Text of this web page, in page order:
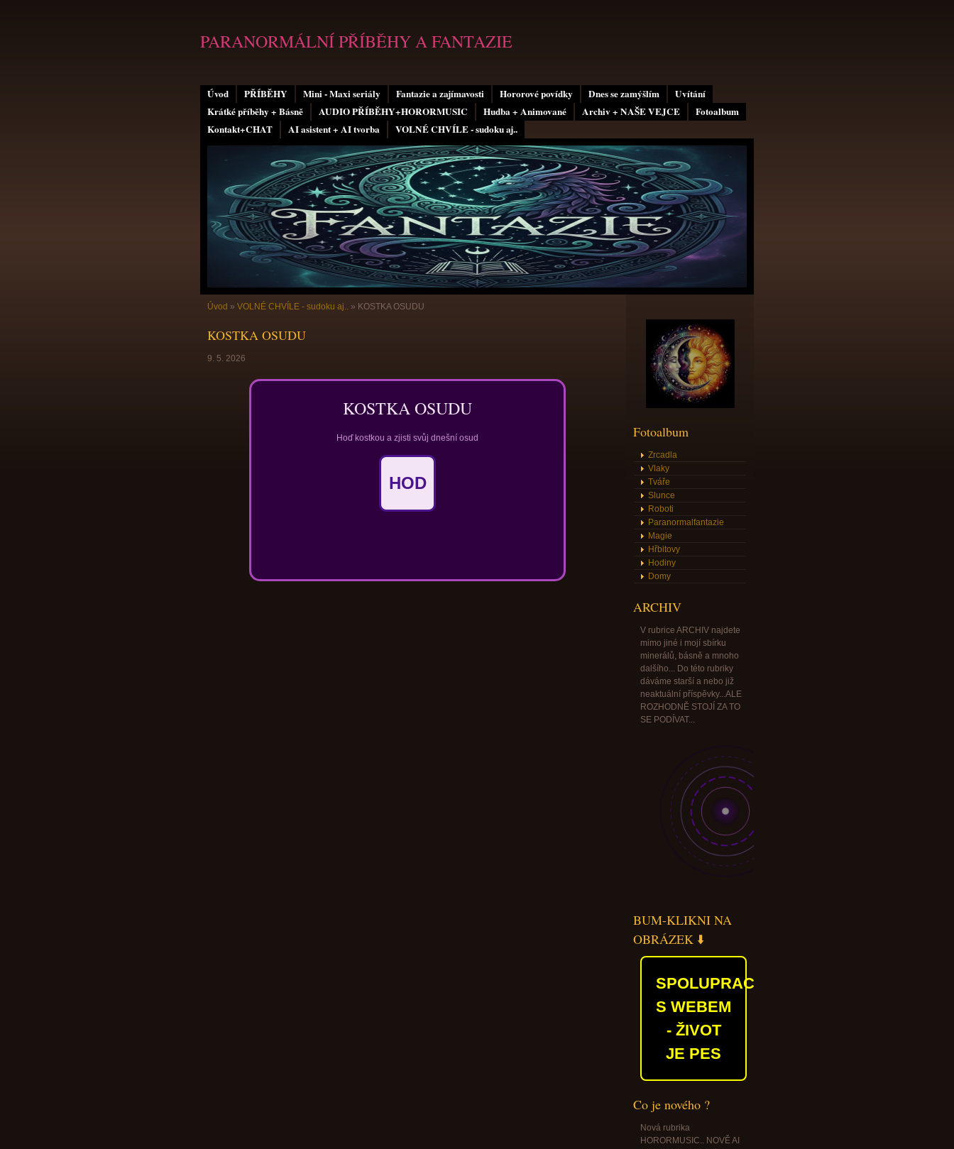
Úvod PŘÍBĚHY Mini - Maxi seriály Fantazie a zajímavosti Hororové povídky Dnes se zamýšlím
Uvítání
Krátké příběhy + Básně
AUDIO PŘÍBĚHY+HORORMUSIC Hudba + Animované Archiv + NAŠE VEJCE
Fotoalbum
Kontakt+CHAT
AI asistent + AI tvorba VOLNÉ CHVÍLE - sudoku aj..
PARANORMÁLNÍ PŘÍBĚHY A FANTAZIE
Úvod » VOLNÉ CHVÍLE - sudoku aj.. » KOSTKA OSUDU
KOSTKA OSUDU
9. 5. 2026
KOSTKA OSUDU
Hoď kostkou a zjisti svůj dnešní osud
HOD
Fotoalbum
Zrcadla
Vlaky
Tváře
Slunce
Roboti
Paranormalfantazie
Magie
Hřbitovy
Hodiny
Domy
ARCHIV
V rubrice ARCHIV najdete
mimo jiné i mojí sbírku
minerálů, básně a mnoho
dalšího... Do této rubriky
dáváme starší a nebo již
neaktuální příspěvky...ALE
ROZHODNĚ STOJÍ ZA TO
SE PODÍVAT...
BUM-KLIKNI NA
OBRÁZEK ⬇️
SPOLUPRACUJEME
S WEBEM
- ŽIVOT
JE PES
Co je nového ?
Nová rubrika
HORORMUSIC.. NOVĚ AI